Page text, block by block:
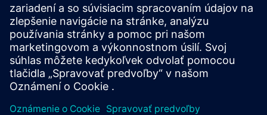
rýchlosť doručovania aplikácií Mendix do podniku
odstránením prekážok automatizácie testov. Menditect
poskytuje jedinečnú technológiu „Direct Model Testing“
riadenú AI pre aplikáci...
Prečítajte si viac